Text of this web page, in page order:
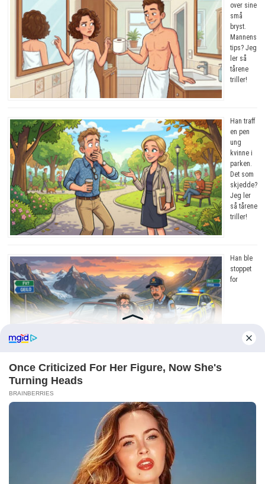
over sine
små
bryst.
Mannens
tips? Jeg
ler så
tårene
triller!
Han traff
en pen
ung
kvinne i
parken.
Det som
skjedde?
Jeg ler
så tårene
triller!
Han ble
stoppet
for
råkjøring. Grunnen? Jeg ler så tårene triller!
Copyright © 2026Dagens Beste . Drevet av